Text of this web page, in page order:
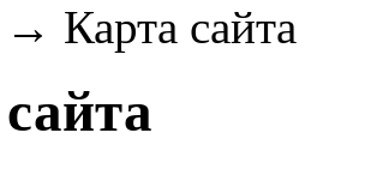
→ Карта сайта